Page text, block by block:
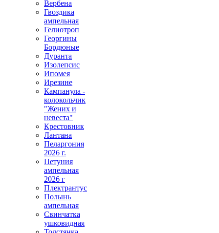
Вербена
Гвоздика
ампельная
Гелиотроп
Георгины
Бордюные
Дуранта
Изолепсис
Ипомея
Ирезине
Кампанула -
колокольчик
"Жених и
невеста"
Крестовник
Лантана
Пеларгония
2026 г.
Петуния
ампельная
2026 г
Плектрантус
Полынь
ампельная
Свинчатка
ушковидная